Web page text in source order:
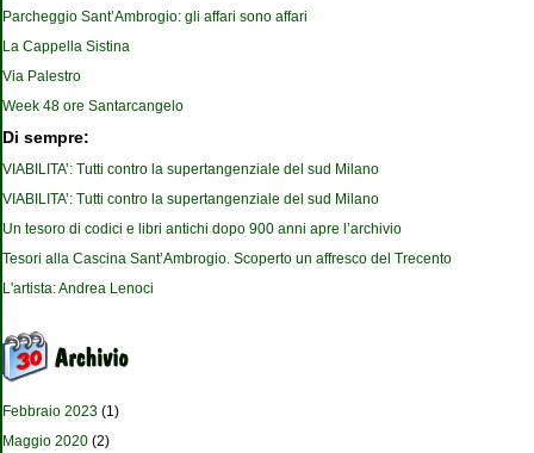
Parcheggio Sant’Ambrogio: gli affari sono affari
La Cappella Sistina
Via Palestro
Week 48 ore Santarcangelo
Di sempre:
VIABILITA’: Tutti contro la supertangenziale del sud Milano
VIABILITA’: Tutti contro la supertangenziale del sud Milano
Un tesoro di codici e libri antichi dopo 900 anni apre l’archivio
Tesori alla Cascina Sant’Ambrogio. Scoperto un affresco del Trecento
L'artista: Andrea Lenoci
Febbraio 2023 (1)
Maggio 2020 (2)